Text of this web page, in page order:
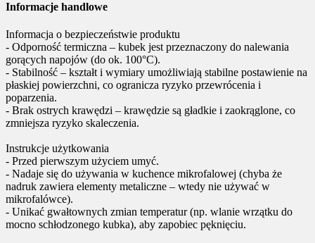
Informacje handlowe
Informacja o bezpieczeństwie produktu
- Odporność termiczna – kubek jest przeznaczony do nalewania
gorących napojów (do ok. 100°C).
- Stabilność – kształt i wymiary umożliwiają stabilne postawienie na
płaskiej powierzchni, co ogranicza ryzyko przewrócenia i
poparzenia.
- Brak ostrych krawędzi – krawędzie są gładkie i zaokrąglone, co
zmniejsza ryzyko skaleczenia.
Instrukcje użytkowania
- Przed pierwszym użyciem umyć.
- Nadaje się do używania w kuchence mikrofalowej (chyba że
nadruk zawiera elementy metaliczne – wtedy nie używać w
mikrofalówce).
- Unikać gwałtownych zmian temperatur (np. wlanie wrzątku do
mocno schłodzonego kubka), aby zapobiec pęknięciu.